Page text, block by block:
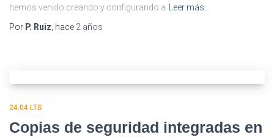
hemos venido creando y configurando a Leer más…
Por P. Ruiz, hace 2 años
24.04 LTS
Copias de seguridad integradas en